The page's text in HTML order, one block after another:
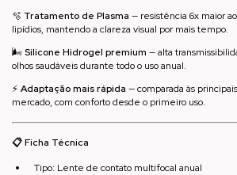
🫧 Tratamento de Plasma — resistência 6x maior
lipídios, mantendo a clareza visual por mais tempo.
🌬️Silicone Hidrogel premium — alta
olhos saudáveis durante todo o uso anual.
⚡ Adaptação mais rápida — comparada às
mercado, com conforto desde o primeiro uso.
📋 Ficha Técnica
Tipo: Lente de contato multifocal anual